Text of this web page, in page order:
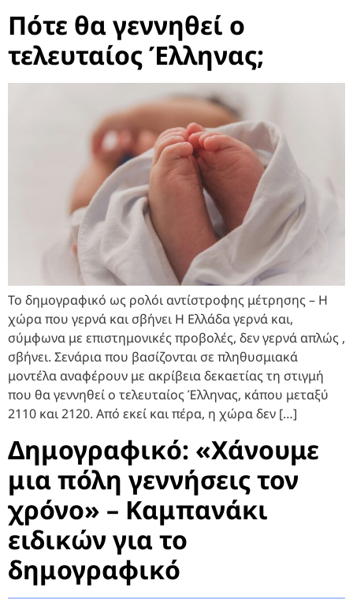
Πότε θα γεννηθεί ο
τελευταίος Έλληνας;
Το δημογραφικό ως ρολόι αντίστροφης μέτρησης – Η
χώρα που γερνά και σβήνει Η Ελλάδα γερνά και,
σύμφωνα με επιστημονικές προβολές, δεν γερνά απλώς ,
σβήνει. Σενάρια που βασίζονται σε πληθυσμιακά
μοντέλα αναφέρουν με ακρίβεια δεκαετίας τη στιγμή
που θα γεννηθεί ο τελευταίος Έλληνας, κάπου μεταξύ
2110 και 2120. Από εκεί και πέρα, η χώρα δεν […]
Δημογραφικό: «Χάνουμε
μια πόλη γεννήσεις τον
χρόνο» – Καμπανάκι
ειδικών για το
δημογραφικό